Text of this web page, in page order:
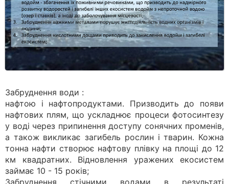
Забруднення води :
нафтою і нафтопродуктами. Призводить до появи
нафтових плям, що ускладнює процеси фотосинтезу
у воді через припинення доступу сонячних променів,
а також викликає загибель рослин і тварин. Кожна
тонна нафти створює нафтову плівку на площі до 12
км квадратних. Відновлення уражених екосистем
займає 10 - 15 років;
Забруднення стічними водами в результаті